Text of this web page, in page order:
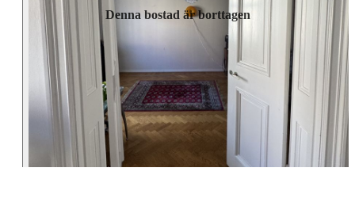
Denna bostad är borttagen